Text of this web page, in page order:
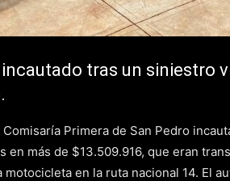
tras un siniestro
Primera de San Pedro
en más de $13.509.916, que eran
motocicleta en la ruta nacional 14. El